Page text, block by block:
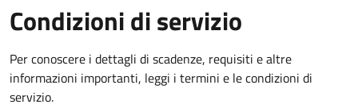
Condizioni di servizio
Per conoscere i dettagli di scadenze, requisiti e altre
informazioni importanti, leggi i termini e le condizioni di
servizio.